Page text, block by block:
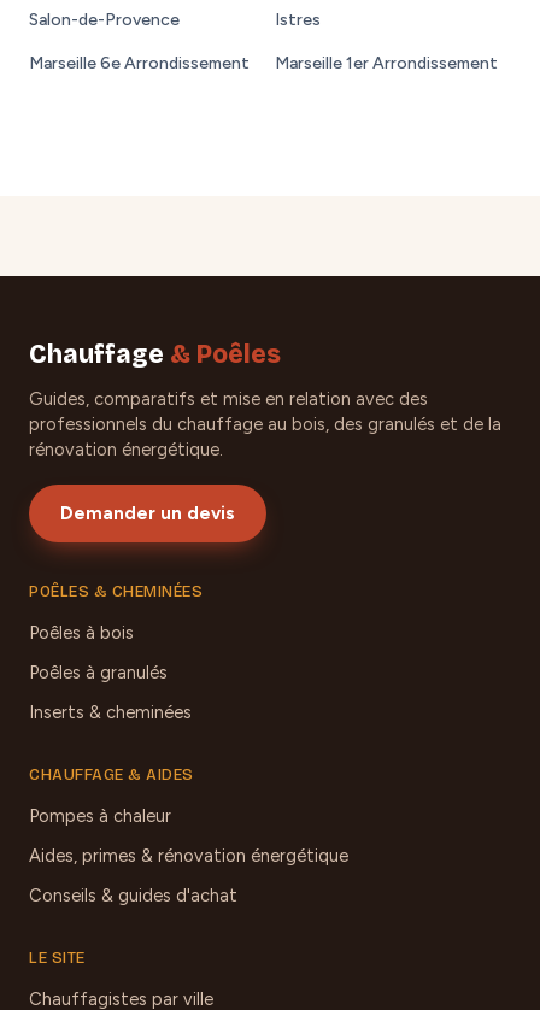
Salon-de-Provence Istres
Marseille 6e Arrondissement Marseille 1er Arrondissement
Chauffage & Poêles
Guides, comparatifs et mise en relation avec des
professionnels du chauffage au bois, des granulés et de la
rénovation énergétique.
Demander un devis
POÊLES & CHEMINÉES
Poêles à bois
Poêles à granulés
Inserts & cheminées
CHAUFFAGE & AIDES
Pompes à chaleur
Aides, primes & rénovation énergétique
Conseils & guides d'achat
LE SITE
Chauffagistes par ville